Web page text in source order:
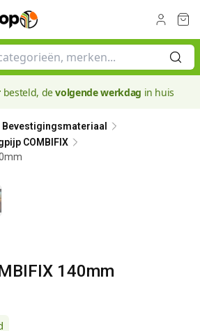
besteld, devolgende werkdag in huis
Bevestigingsmateriaal
COMBIFIX
140mm